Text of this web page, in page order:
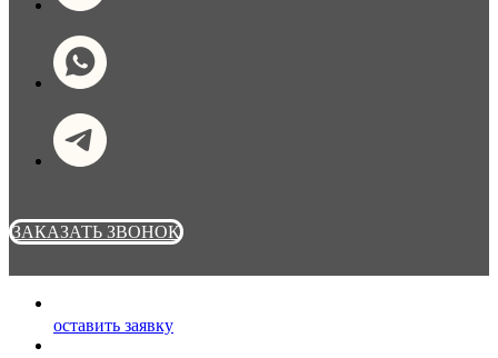
ЗАКАЗАТЬ ЗВОНОК
оставить заявку